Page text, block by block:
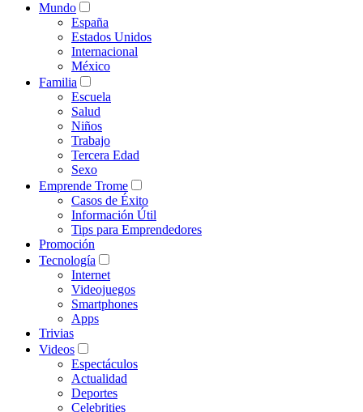
Mundo
España
Estados Unidos
Internacional
México
Familia
Escuela
Salud
Niños
Trabajo
Tercera Edad
Sexo
Emprende Trome
Casos de Éxito
Información Útil
Tips para Emprendedores
Promoción
Tecnología
Internet
Videojuegos
Smartphones
Apps
Trivias
Videos
Espectáculos
Actualidad
Deportes
Celebrities